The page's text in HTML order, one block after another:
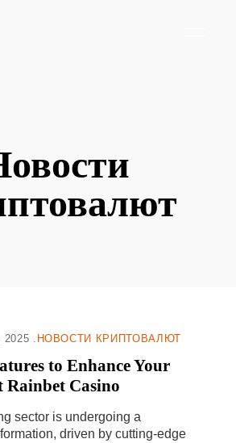
2025 НОВОСТИ КРИПТОВАЛЮТ
to Enhance Your
Rainbet Casino
sector is undergoing a
driven by cutting-edge